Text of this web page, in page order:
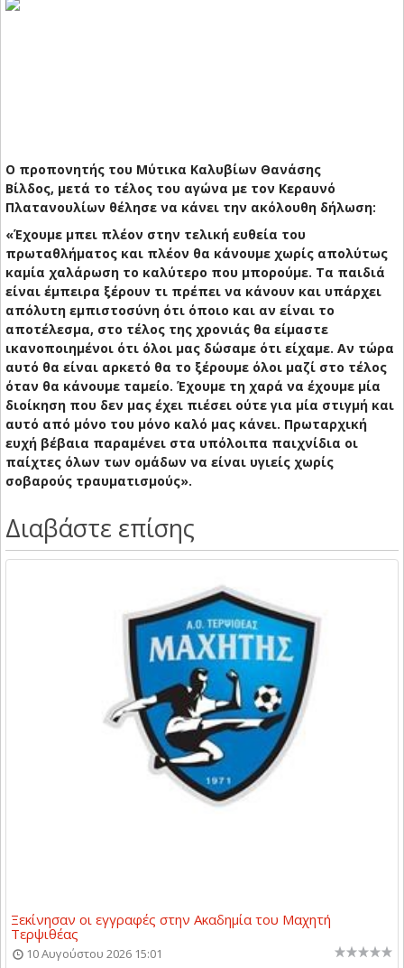
Ο προπονητής του Μύτικα Καλυβίων Θανάσης
Βίλδος, μετά το τέλος του αγώνα με τον Κεραυνό
Πλατανουλίων θέλησε να κάνει την ακόλουθη δήλωση:
«Έχουμε μπει πλέον στην τελική ευθεία του
πρωταθλήματος και πλέον θα κάνουμε χωρίς απολύτως
καμία χαλάρωση το καλύτερο που μπορούμε. Τα παιδιά
είναι έμπειρα ξέρουν τι πρέπει να κάνουν και υπάρχει
απόλυτη εμπιστοσύνη ότι όποιο και αν είναι το
αποτέλεσμα, στο τέλος της χρονιάς θα είμαστε
ικανοποιημένοι ότι όλοι μας δώσαμε ότι είχαμε. Αν τώρα
αυτό θα είναι αρκετό θα το ξέρουμε όλοι μαζί στο τέλος
όταν θα κάνουμε ταμείο. Έχουμε τη χαρά να έχουμε μία
διοίκηση που δεν μας έχει πιέσει ούτε για μία στιγμή και
αυτό από μόνο του μόνο καλό μας κάνει. Πρωταρχική
ευχή βέβαια παραμένει στα υπόλοιπα παιχνίδια οι
παίχτες όλων των ομάδων να είναι υγιείς χωρίς
σοβαρούς τραυματισμούς».
Διαβάστε επίσης
Ξεκίνησαν οι εγγραφές στην Ακαδημία του Μαχητή
Τερψιθέας
10 Αυγούστου 2026 15:01